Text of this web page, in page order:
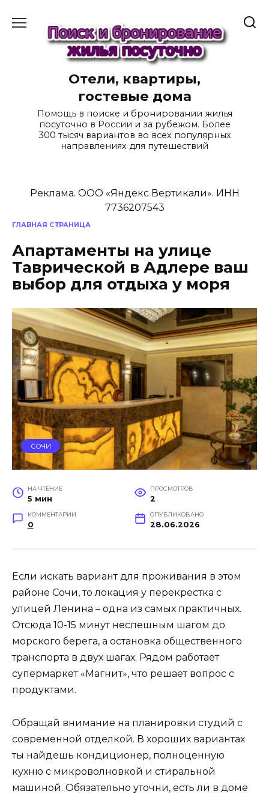
содержанию
Отели, квартиры,
гостевые дома
Помощь в поиске и бронировании жилья
посуточно в России и за рубежом. Более
300 тысяч вариантов во всех популярных
направлениях для путешествий
Реклама. ООО «Яндекс Вертикали». ИНН
7736207543
ГЛАВНАЯ СТРАНИЦА
Апартаменты на улице
Таврической в Адлере ваш
выбор для отдыха у моря
СОЧИ
НА ЧТЕНИЕ
5 мин
ПРОСМОТРОВ
2
КОММЕНТАРИИ
0
ОПУБЛИКОВАНО
28.06.2026
Если искать вариант для проживания в этом
районе Сочи, то локация у перекрестка с
улицей Ленина – одна из самых практичных.
Отсюда 10-15 минут неспешным шагом до
морского берега, а остановка общественного
транспорта в двух шагах. Рядом работает
супермаркет «Магнит», что решает вопрос с
продуктами.
Обращай внимание на планировки студий с
современной отделкой. В хороших вариантах
ты найдешь кондиционер, полноценную
кухню с микроволновкой и стиральной
машиной. Обязательно уточни, есть ли в доме